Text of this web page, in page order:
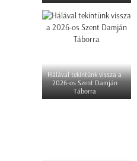
Hálával tekintünk vissza a
2026-os Szent Damján
Táborra